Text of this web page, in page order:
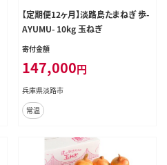
【定期便12ヶ月】淡路島たまねぎ 歩-
AYUMU- 10kg 玉ねぎ
寄付金額
147,000円
兵庫県淡路市
常温